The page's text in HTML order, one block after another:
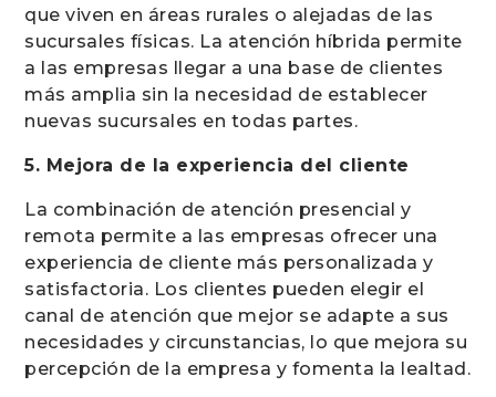
que viven en áreas rurales o alejadas de las
sucursales físicas. La atención híbrida permite
a las empresas llegar a una base de clientes
más amplia sin la necesidad de establecer
nuevas sucursales en todas partes.
5. Mejora de la experiencia del cliente
La combinación de atención presencial y
remota permite a las empresas ofrecer una
experiencia de cliente más personalizada y
satisfactoria. Los clientes pueden elegir el
canal de atención que mejor se adapte a sus
necesidades y circunstancias, lo que mejora su
percepción de la empresa y fomenta la lealtad.